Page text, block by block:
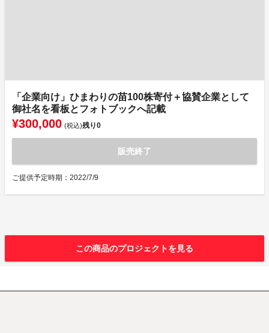
「企業向け」ひまわりの苗100株寄付＋協賛企業として
御社名を看板とフォトブックへ記載
¥300,000 (税込)残り0
販売終了
ご提供予定時期：2022/7/9
この商品のプロジェクトを見る